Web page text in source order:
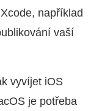
například
vaší
vyvíjet iOS
je potřeba